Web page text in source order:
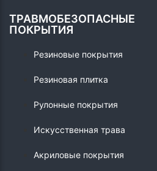
ТРАВМОБЕЗОПАСНЫЕ
ПОКРЫТИЯ
Резиновые покрытия
Резиновая плитка
Рулонные покрытия
Искусственная трава
Акриловые покрытия